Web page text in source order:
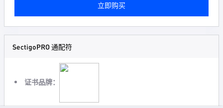
立即购买
SectigoPRO 通配符
证书品牌：